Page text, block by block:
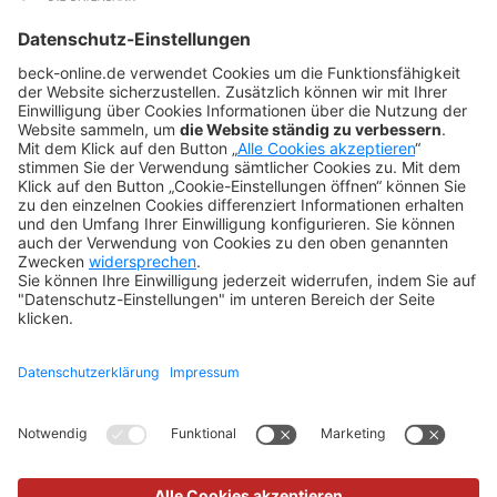
Nachhaltigkeit
NÜTZLICHES
FAQs
Tipps & Tricks
Newsletter
Abo kündigen
Widerruf
SONSTIGES
Impressum
Datenschutz
Rechtliches
Kontakt